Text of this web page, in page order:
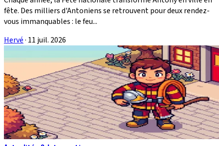
fête. Des milliers d'Antoniens se retrouvent pour deux rendez-
vous immanquables : le feu...
Hervé· 11 juil. 2026